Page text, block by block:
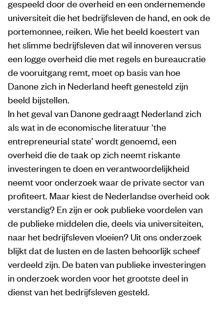
gespeeld door de overheid en een ondernemende
universiteit die het bedrijfsleven de hand, en ook de
portemonnee, reiken. Wie het beeld koestert van
het slimme bedrijfsleven dat wil innoveren versus
een logge overheid die met regels en bureaucratie
de vooruitgang remt, moet op basis van hoe
Danone zich in Nederland heeft genesteld zijn
beeld bijstellen.
In het geval van Danone gedraagt Nederland zich
als wat in de economische literatuur ‘the
entrepreneurial state’ wordt genoemd, een
overheid die de taak op zich neemt riskante
investeringen te doen en verantwoordelijkheid
neemt voor onderzoek waar de private sector van
profiteert. Maar kiest de Nederlandse overheid ook
verstandig? En zijn er ook publieke voordelen van
de publieke middelen die, deels via universiteiten,
naar het bedrijfsleven vloeien? Uit ons onderzoek
blijkt dat de lusten en de lasten behoorlijk scheef
verdeeld zijn. De baten van publieke investeringen
in onderzoek worden voor het grootste deel in
dienst van het bedrijfsleven gesteld.